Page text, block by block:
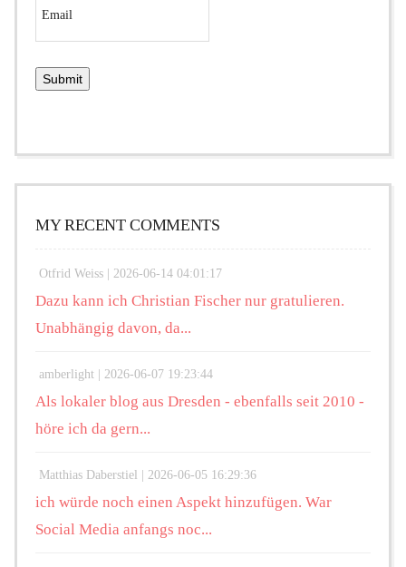
MY RECENT COMMENTS
Otfrid Weiss | 2026-06-14 04:01:17
Dazu kann ich Christian Fischer nur gratulieren.
Unabhängig davon, da...
amberlight | 2026-06-07 19:23:44
Als lokaler blog aus Dresden - ebenfalls seit 2010 -
höre ich da gern...
Matthias Daberstiel | 2026-06-05 16:29:36
ich würde noch einen Aspekt hinzufügen. War
Social Media anfangs noc...